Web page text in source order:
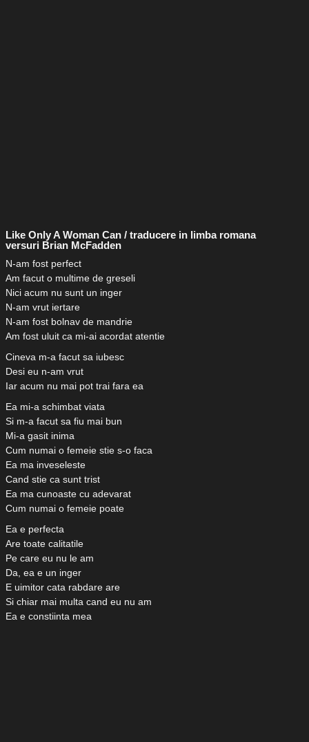
Like Only A Woman Can / traducere in limba romana
versuri Brian McFadden
N-am fost perfect
Am facut o multime de greseli
Nici acum nu sunt un inger
N-am vrut iertare
N-am fost bolnav de mandrie
Am fost uluit ca mi-ai acordat atentie
Cineva m-a facut sa iubesc
Desi eu n-am vrut
Iar acum nu mai pot trai fara ea
Ea mi-a schimbat viata
Si m-a facut sa fiu mai bun
Mi-a gasit inima
Cum numai o femeie stie s-o faca
Ea ma inveseleste
Cand stie ca sunt trist
Ea ma cunoaste cu adevarat
Cum numai o femeie poate
Ea e perfecta
Are toate calitatile
Pe care eu nu le am
Da, ea e un inger
E uimitor cata rabdare are
Si chiar mai multa cand eu nu am
Ea e constiinta mea